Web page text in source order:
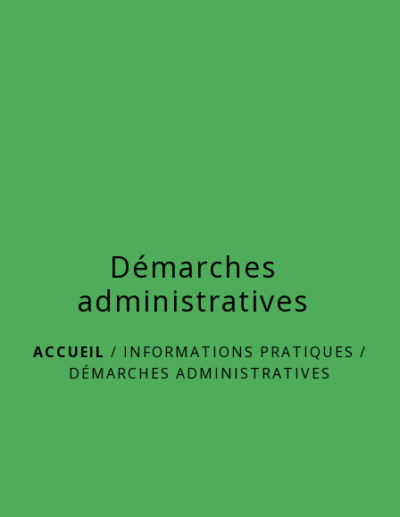
Démarches
administratives
ACCUEIL / INFORMATIONS PRATIQUES /
DÉMARCHES ADMINISTRATIVES